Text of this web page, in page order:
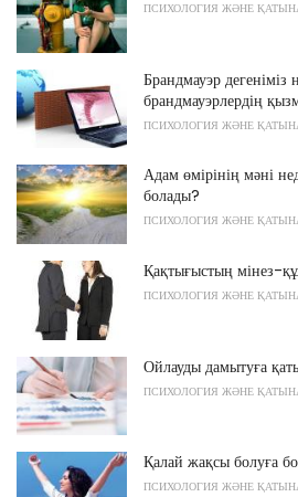
ПСИХОЛОГИЯ ЖӘНЕ
Брандмауэр
брандмауэрлердің
ПСИХОЛОГИЯ ЖӘНЕ
Адам өмірінің мәні
болады?
ПСИХОЛОГИЯ ЖӘНЕ
Қақтығыстың мінез-
ПСИХОЛОГИЯ ЖӘНЕ
Ойлауды дамытуға
ПСИХОЛОГИЯ ЖӘНЕ
Қалай жақсы болуға
ПСИХОЛОГИЯ ЖӘНЕ